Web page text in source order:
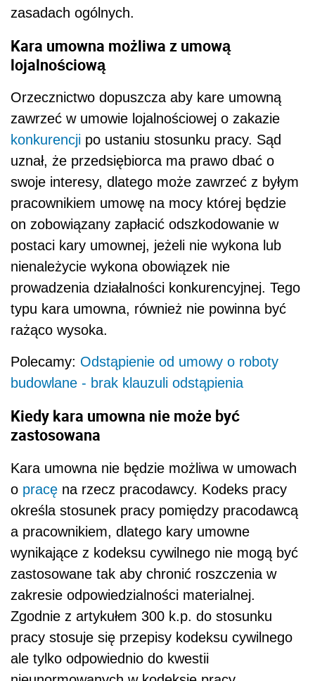
zasadach ogólnych.
Kara umowna możliwa z umową
lojalnościową
Orzecznictwo dopuszcza aby kare umowną
zawrzeć w umowie lojalnościowej o zakazie
konkurencji po ustaniu stosunku pracy. Sąd
uznał, że przedsiębiorca ma prawo dbać o
swoje interesy, dlatego może zawrzeć z byłym
pracownikiem umowę na mocy której będzie
on zobowiązany zapłacić odszkodowanie w
postaci kary umownej, jeżeli nie wykona lub
nienależycie wykona obowiązek nie
prowadzenia działalności konkurencyjnej. Tego
typu kara umowna, również nie powinna być
rażąco wysoka.
Polecamy: Odstąpienie od umowy o roboty
budowlane - brak klauzuli odstąpienia
Kiedy kara umowna nie może być
zastosowana
Kara umowna nie będzie możliwa w umowach
o pracę na rzecz pracodawcy. Kodeks pracy
określa stosunek pracy pomiędzy pracodawcą
a pracownikiem, dlatego kary umowne
wynikające z kodeksu cywilnego nie mogą być
zastosowane tak aby chronić roszczenia w
zakresie odpowiedzialności materialnej.
Zgodnie z artykułem 300 k.p. do stosunku
pracy stosuje się przepisy kodeksu cywilnego
ale tylko odpowiednio do kwestii